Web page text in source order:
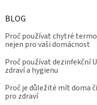
BLOG
Proč používat chytré
nejen pro vaši domácnost
Proč používat dezinfekční
zdraví a hygienu
Proč je důležité mít doma
pro zdraví